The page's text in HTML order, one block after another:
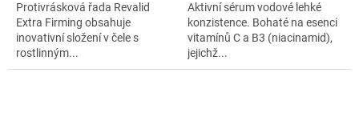
Protivrásková řada Revalid
Extra Firming obsahuje
inovativní složení v čele s
rostlinným...
Aktivní sérum vodové lehké
konzistence. Bohaté na esenci
vitamínů C a B3 (niacinamid),
jejichž...